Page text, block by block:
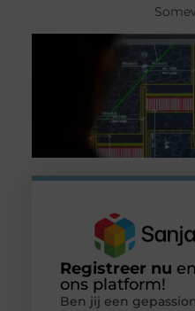
Registreer nu
ons platform!
Ben jij een